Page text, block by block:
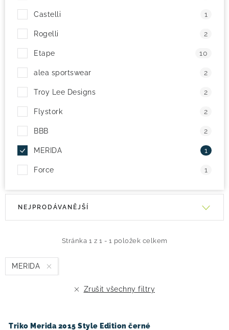
Castelli 1
Rogelli 2
Etape 10
alea sportswear 2
Troy Lee Designs 2
Flystork 2
BBB 2
MERIDA 1
Force 1
V
s
p
Stránka 1 z 1 - 1 položek celkem
Ř
n
í
NEJPRODÁVANĚJŠÍ
MERIDA
Zrušit všechny filtry
Triko Merida 2015 Style Edition černé